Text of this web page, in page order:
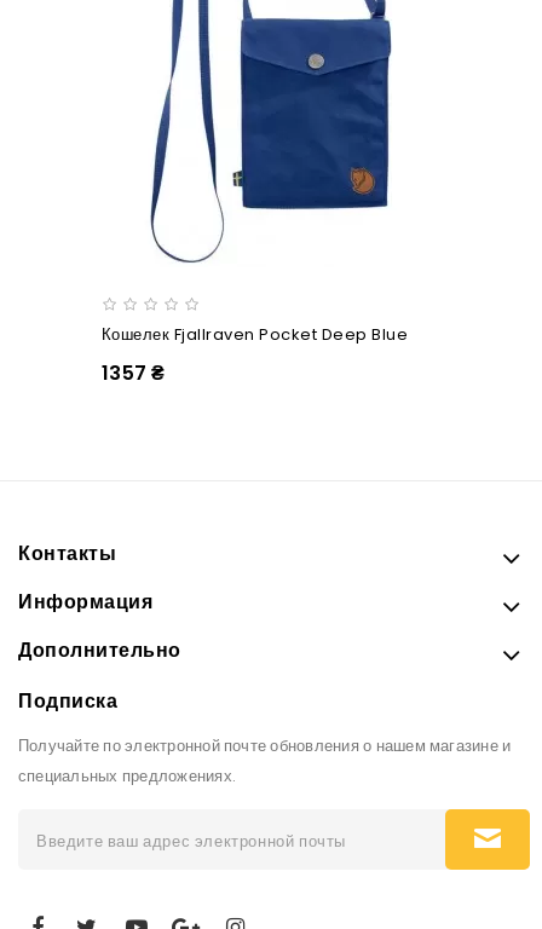
Кошелек Fjallraven Pocket Deep Blue
1357 ₴
Контакты
Информация
Дополнительно
Подписка
Получайте по электронной почте обновления о нашем магазине и
специальных предложениях.